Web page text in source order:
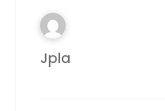
Jpla